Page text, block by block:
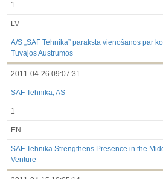
1
LV
A/S „SAF Tehnika” paraksta vienošanos par
Tuvajos Austrumos
2011-04-26 09:07:31
SAF Tehnika, AS
1
EN
SAF Tehnika Strengthens Presence in the
Venture